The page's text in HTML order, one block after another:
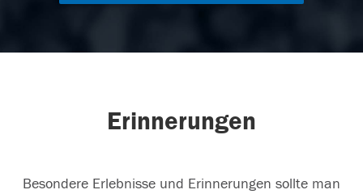
Erinnerungen
Besondere Erlebnisse und Erinnerungen sollte man